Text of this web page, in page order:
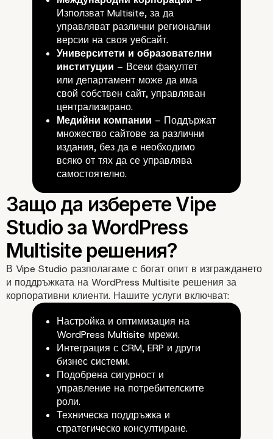
Примери за
WordPress Multisite в
бизнеса
Използват Multisite, за да
управляват различни регионални
версии на своя уебсайт.
Университети и образователни
институции – Всеки факултет
или департамент може да има
свой собствен сайт, управляван
централизирано.
Медийни компании – Поддържат
множество сайтове за различни
издания, без да е необходимо
всяко от тях да се управлява
самостоятелно.
В Vipe Studio разполагаме с богат опит в изграждането
и поддръжката на WordPress Multisite решения за
корпоративни клиенти. Нашите услуги включват:
Настройка и оптимизация на
WordPress Multisite мрежи.
Интеграция с CRM, ERP и други
бизнес системи.
Подобрена сигурност и
управление на потребителските
роли.
Техническа поддръжка и
стратегическо консултиране.